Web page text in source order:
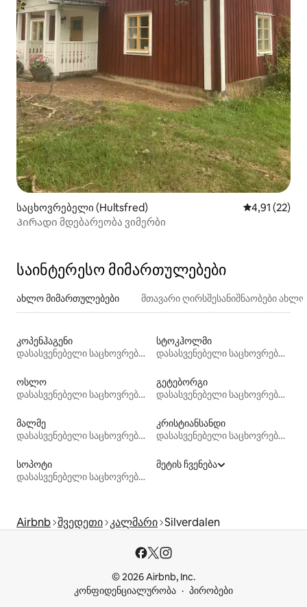
საცხოვრებელი (Hultsfred) საშუალო
4,91 (22)
Პირადი მდებარეობა ვიმერბი
საინტერესო მიმართულებები
ახლო მიმართულებები მთავარი ღირსშესანიშნაობები
კოპენჰაგენი
დასასვენებელი საცხოვრებლები
სტოკჰოლმი
დასასვენებელი საცხოვრებლები
ოსლო
დასასვენებელი საცხოვრებლები
გეტებორგი
დასასვენებელი საცხოვრებლები
მალმე
დასასვენებელი საცხოვრებლები
კრისტიანსანდი
დასასვენებელი საცხოვრებლები
სოპოტი
დასასვენებელი საცხოვრებლები
მეტის ჩვენება
Airbnb შვედეთი კალმარი Silverdalen
© 2026 Airbnb, Inc.
კონფიდენციალურობა
პირობები